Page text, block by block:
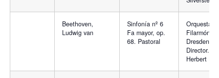
Beethoven,
Ludwig van
Sinfonía nº 6
Fa mayor, op.
68. Pastoral
Orquesta
Dresden.
Director.
Herbert